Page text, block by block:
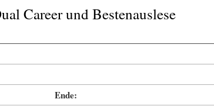
Career und Bestenauslese
Ende: